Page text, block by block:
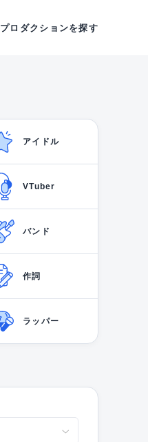
プロダクションを探す
アイドル
VTuber
バンド
作詞
ラッパー